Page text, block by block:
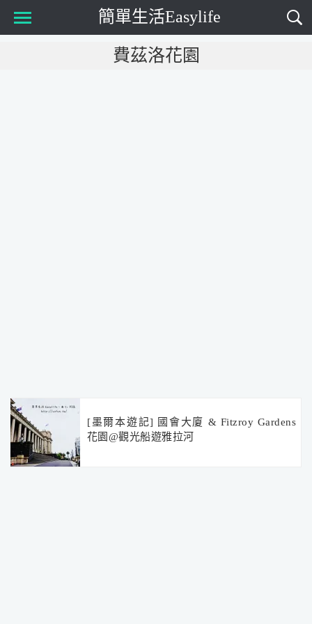
簡單生活Easylife
費茲洛花園
[墨爾本遊記] 國會大廈 & Fitzroy Gardens
花園@觀光船遊雅拉河